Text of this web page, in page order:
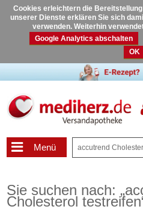
Cookies erleichtern die
unserer Dienste erklären Sie sich
verwenden. Weiterhin
Google Analytics abschalten
OK
Menü
Sie suchen nach: „
Cholesterol testreifen